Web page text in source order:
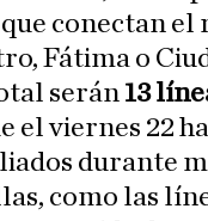
que conectan
Fátima o
serán 13
el viernes 22
durante
como las